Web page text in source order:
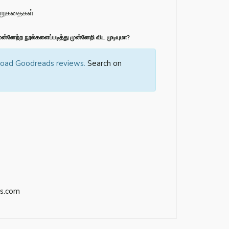
நூல்களைப்படித்து முன்னேறி விட முடியுமா?
Goodreads reviews. Search on